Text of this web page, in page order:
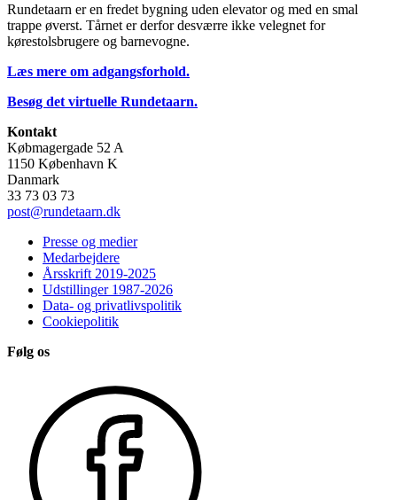
Rundetaarn er en fredet bygning uden elevator og med en smal
trappe øverst. Tårnet er derfor desværre ikke velegnet for
kørestolsbrugere og barnevogne.
Læs mere om adgangsforhold.
Besøg det virtuelle Rundetaarn.
Kontakt
Købmagergade 52 A
1150 København K
Danmark
33 73 03 73
post@rundetaarn.dk
Presse og medier
Medarbejdere
Årsskrift 2019-2025
Udstillinger 1987-2026
Data- og privatlivspolitik
Cookiepolitik
Følg os